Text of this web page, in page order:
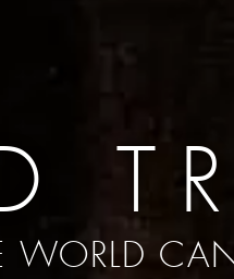
WORLD